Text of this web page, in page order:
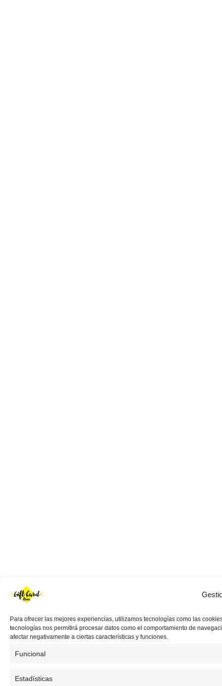
Para ofrecer las mejores experiencias, utilizamos tecnologías como las
tecnologías nos permitirá procesar datos como el comportamiento de
afectar negativamente a ciertas características y funciones.
Funcional
Estadísticas